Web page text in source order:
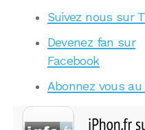
Suivez nous sur
Devenez fan sur
Facebook
Abonnez vous au